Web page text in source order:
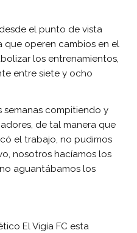
el punto de vista
que operen cambios en el
los entrenamientos,
entre siete y ocho
semanas compitiendo y
de tal manera que
el trabajo, no pudimos
nosotros hacíamos los
aguantábamos los
El Vigía FC esta